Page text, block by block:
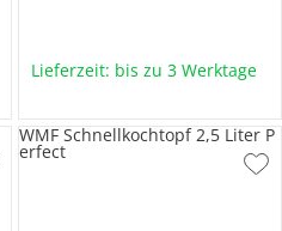
Lieferzeit: bis zu 3 Werktage
WMF Schnellkochtopf 2,5 Liter P
erfect